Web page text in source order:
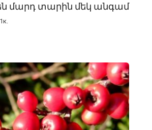
մարդ տարին մեկ անգամ